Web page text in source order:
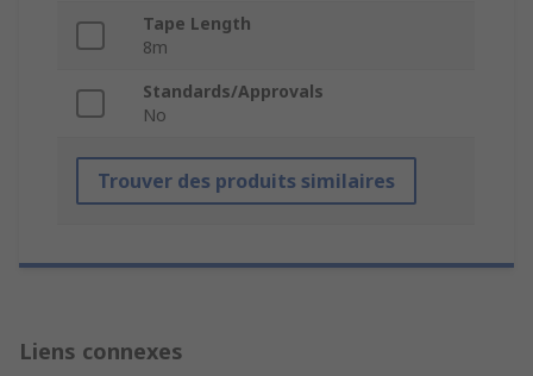
Tape Length
8m
Standards/Approvals
No
Trouver des produits similaires
Liens connexes